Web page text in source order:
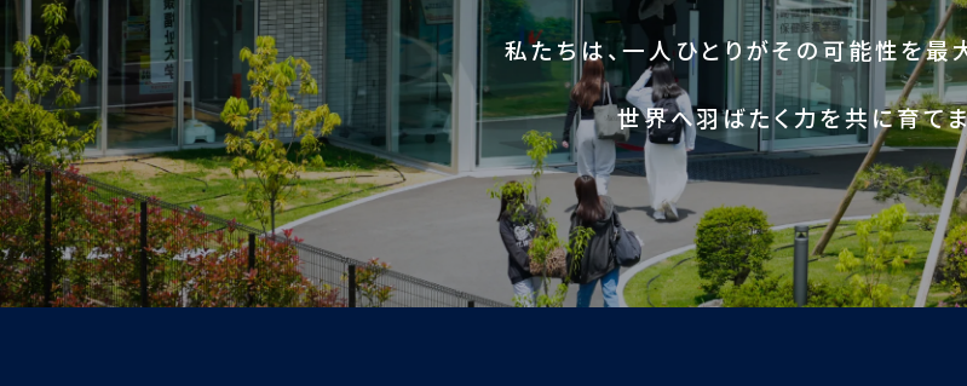
私たちは、一人ひとりがその可能性を最
世界へ羽ばたく力を共に育てま